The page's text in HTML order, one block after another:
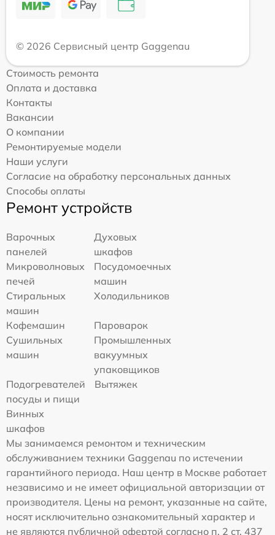
© 2026 Сервисный центр Gaggenau
Стоимость ремонта
Оплата и доставка
Контакты
Вакансии
О компании
Ремонтируемые модели
Наши услуги
Согласие на обработку персональных данных
Способы оплаты
Ремонт устройств
Варочных
панелей
Духовых
шкафов
Микроволновых
печей
Посудомоечных
машин
Стиральных
машин
Холодильников
Кофемашин
Пароварок
Сушильных
машин
Промышленных
вакуумных
упаковщиков
Подогревателей
посуды и пищи
Вытяжек
Винных
шкафов
Мы занимаемся ремонтом и техническим
обслуживанием техники Gaggenau по истечении
гарантийного периода. Наш центр в Москве работает
независимо и не имеет официальной авторизации от
производителя. Цены на ремонт, указанные на сайте,
носят исключительно ознакомительный характер и
не являются публичной офертой согласно п. 2 ст. 437